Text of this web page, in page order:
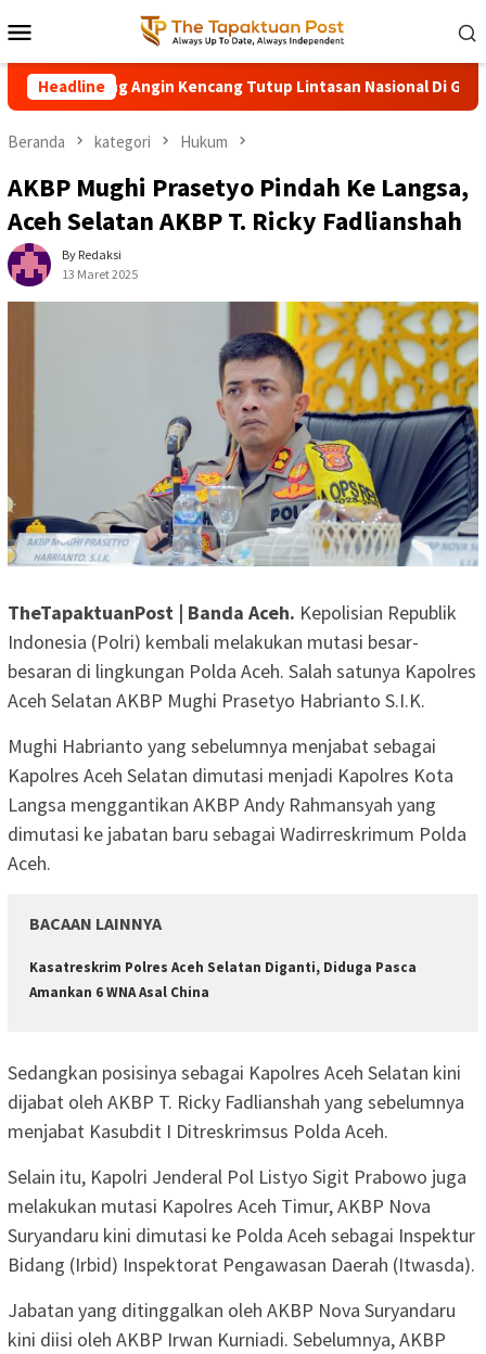
ke
kontenMobile
Headline
Diterjang Angin Kencang Tutup Lintasan Nasional Di Gunung
Beranda kategori Hukum
AKBP Mughi Prasetyo Pindah Ke Langsa,
Aceh Selatan AKBP T. Ricky Fadlianshah
By Redaksi
13 Maret 2025
TheTapaktuanPost | Banda Aceh. Kepolisian Republik
Indonesia (Polri) kembali melakukan mutasi besar-
besaran di lingkungan Polda Aceh. Salah satunya Kapolres
Aceh Selatan AKBP Mughi Prasetyo Habrianto S.I.K.
Mughi Habrianto yang sebelumnya menjabat sebagai
Kapolres Aceh Selatan dimutasi menjadi Kapolres Kota
Langsa menggantikan AKBP Andy Rahmansyah yang
dimutasi ke jabatan baru sebagai Wadirreskrimum Polda
Aceh.
BACAAN LAINNYA
Kasatreskrim Polres Aceh Selatan Diganti, Diduga Pasca
Amankan 6 WNA Asal China
Sedangkan posisinya sebagai Kapolres Aceh Selatan kini
dijabat oleh AKBP T. Ricky Fadlianshah yang sebelumnya
menjabat Kasubdit I Ditreskrimsus Polda Aceh.
Selain itu, Kapolri Jenderal Pol Listyo Sigit Prabowo juga
melakukan mutasi Kapolres Aceh Timur, AKBP Nova
Suryandaru kini dimutasi ke Polda Aceh sebagai Inspektur
Bidang (Irbid) Inspektorat Pengawasan Daerah (Itwasda).
Jabatan yang ditinggalkan oleh AKBP Nova Suryandaru
kini diisi oleh AKBP Irwan Kurniadi. Sebelumnya, AKBP